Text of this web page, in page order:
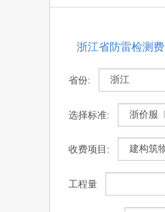
浙江省防雷检测费
省份:
选择标准:
收费项目:
工程量